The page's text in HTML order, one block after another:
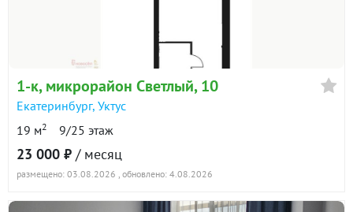
1-к, микрорайон Светлый, 10
Екатеринбург, Уктус
19 м2 9/25 этаж
23 000 ₽ / месяц
размещено: 03.08.2026 , обновлено: 4.08.2026